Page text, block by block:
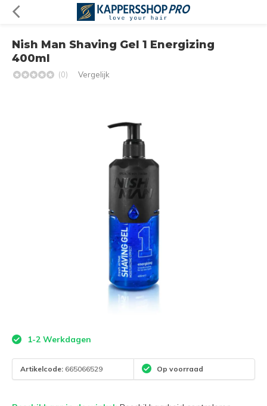
Nish Man Shaving Gel 1 Energizing
400ml
(0) Vergelijk
1-2 Werkdagen
Artikelcode: 665066529 Op voorraad